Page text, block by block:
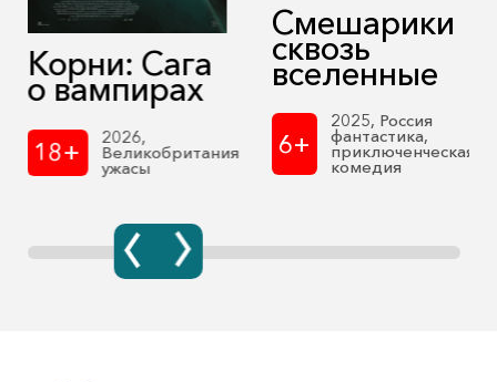
Корни: Сага
о вампирах
18+ 2026,
Великобритания
ужасы
Смешарики
сквозь
вселенные
6+
2025, Россия
фантастика,
приключенческая
комедия